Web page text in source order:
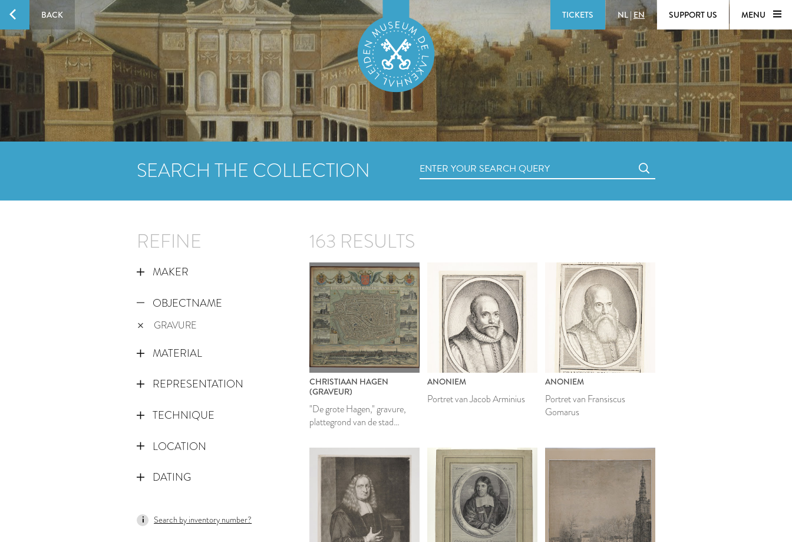
BACK TICKETS NL | EN SUPPORT US MENU
SEARCH THE COLLECTION
REFINE
MAKER
OBJECTNAME
GRAVURE
MATERIAL
REPRESENTATION
TECHNIQUE
LOCATION
DATING
Search by inventory number?
163 RESULTS
CHRISTIAAN HAGEN
(GRAVEUR)
"De grote Hagen," gravure,
plattegrond van de stad
ANONIEM
Portret van Jacob Arminius
ANONIEM
Portret van Fransiscus
Gomarus